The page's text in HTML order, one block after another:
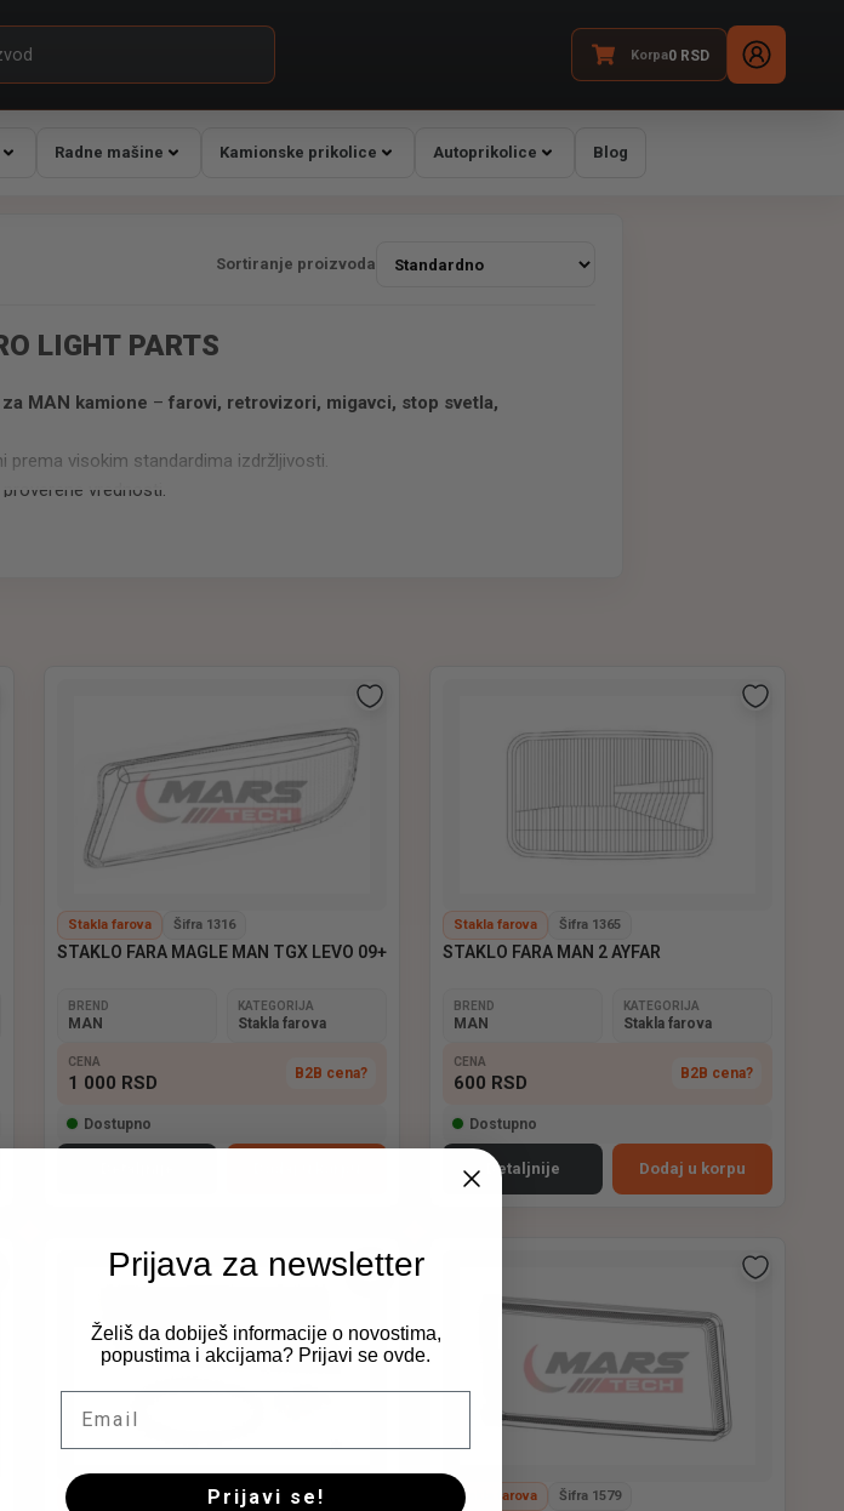
Korpa0RSD
Radne mašine Kamionske prikolice Autoprikolice Blog
Sortiranje proizvoda
LIGHT PARTS
MAN kamione – farovi, retrovizori, migavci, stop svetla,
prema visokim standardima izdržljivosti.
vrednosti.
i zamenu, a obezbeđuju sigurnu vožnju u svim uslovima.
na putu.
Stakla farova Šifra 1316
STAKLO FARA MAGLE MAN TGX LEVO 09+
BREND
MAN
KATEGORIJA
Stakla farova
CENA
1 000 RSD B2B cena?
Dostupno
Stakla farova Šifra 1365
STAKLO FARA MAN 2 AYFAR
BREND
MAN
KATEGORIJA
Stakla farova
CENA
600 RSD B2B cena?
Dostupno
Detaljnije Dodaj u korpu
Šifra 1522 Stakla farova Šifra 1579
Prijava za newsletter
Želiš da dobiješ informacije o novostima,
popustima i akcijama? Prijavi se ovde.
Prijavi se!